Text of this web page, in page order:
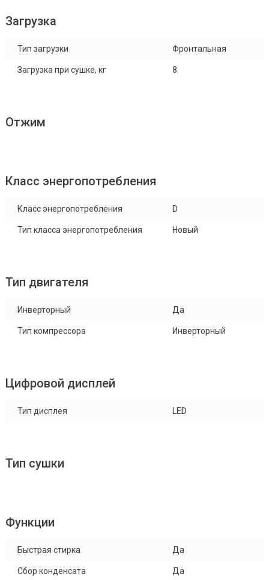
Загрузка
Тип загрузки Фронтальная
Загрузка при сушке, кг 8
Отжим
Класс энергопотребления
Класс энергопотребления D
Тип класса энергопотребления Новый
Тип двигателя
Инверторный Да
Тип компрессора Инверторный
Цифровой дисплей
Тип дисплея LED
Тип сушки
Функции
Быстрая стирка Да
Сбор конденсата Да